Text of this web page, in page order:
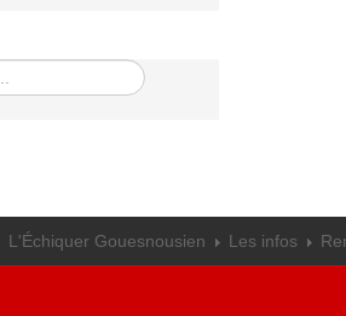
L'Échiquer Gouesnousien Les infos